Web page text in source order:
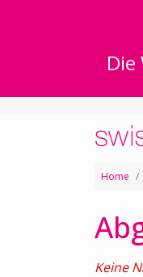
Home
Keine